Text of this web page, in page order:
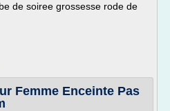
de soiree grossesse rode de
Femme Enceinte Pas